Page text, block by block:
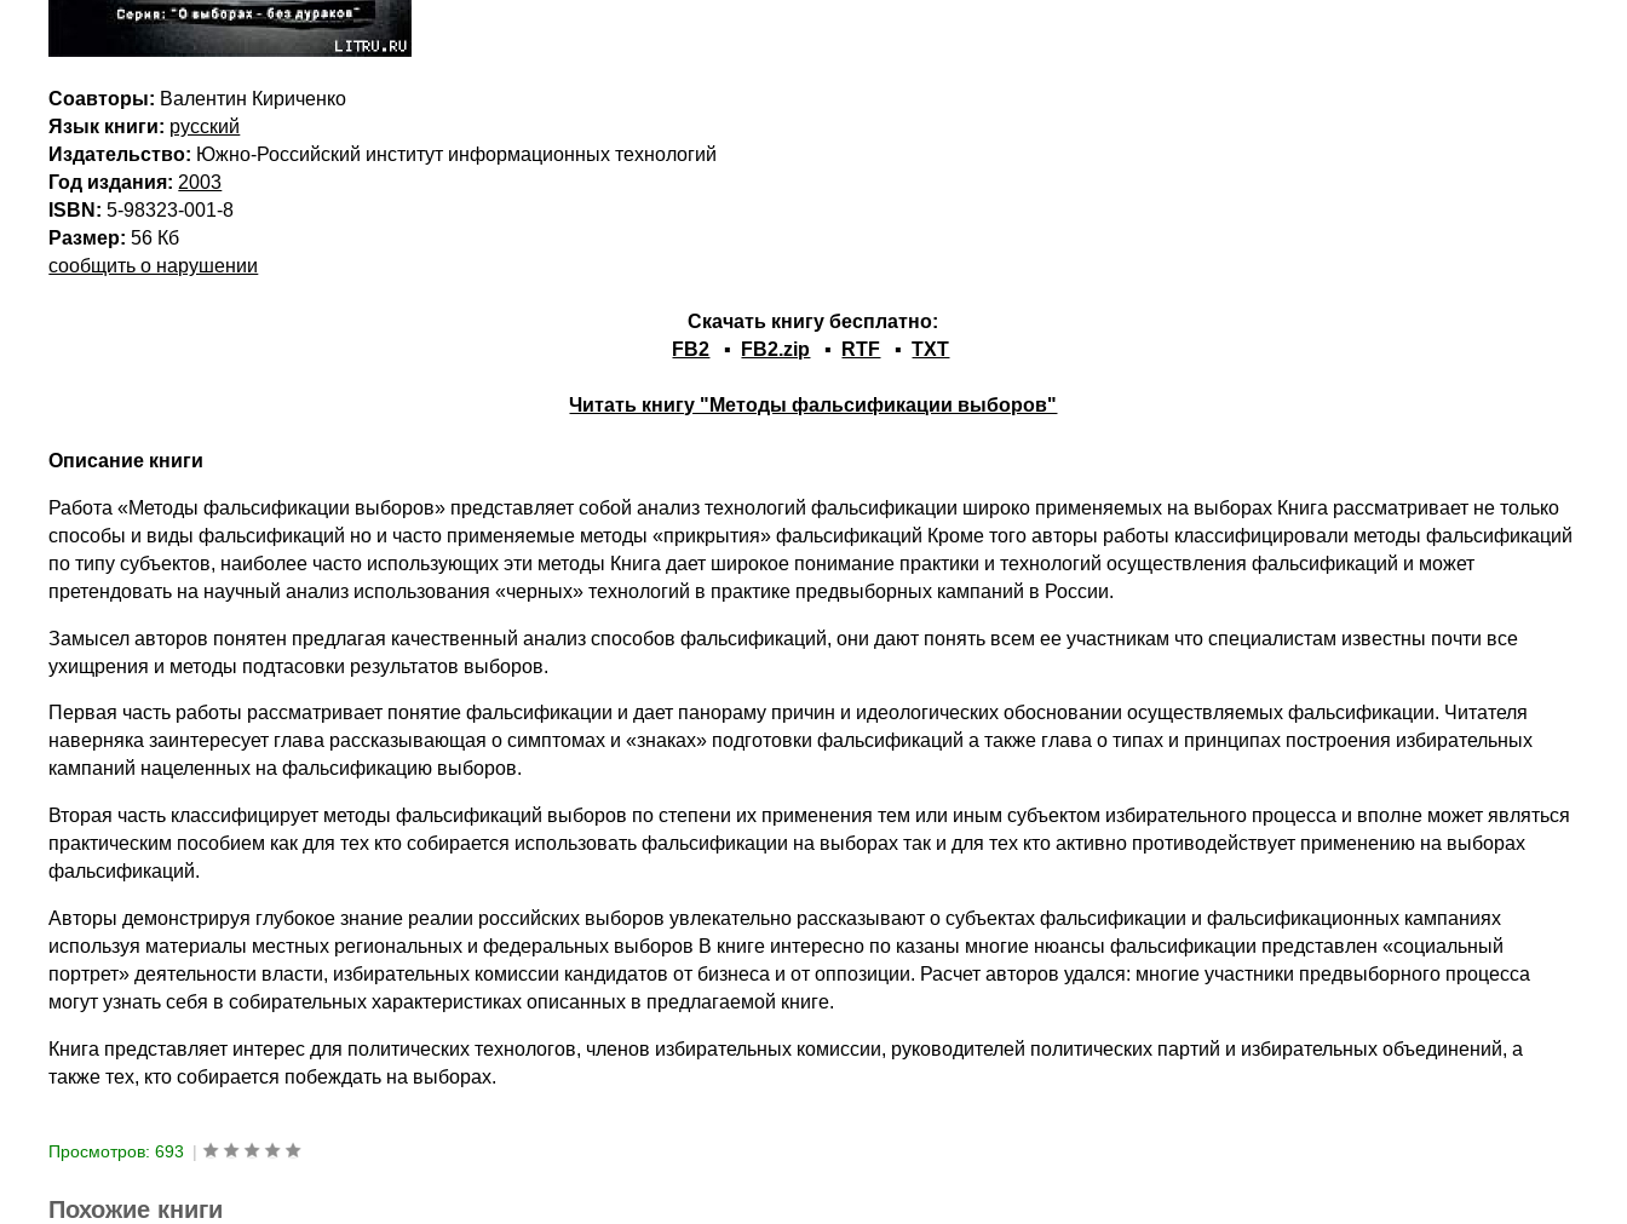
Соавторы: Валентин Кириченко
Язык книги: русский
Издательство: Южно-Российский институт информационных технологий
Год издания: 2003
ISBN: 5-98323-001-8
Размер: 56 Кб
сообщить о нарушении
Скачать книгу бесплатно:
FB2 ▪ FB2.zip ▪ RTF ▪TXT
Читать книгу "Методы фальсификации выборов"
Описание книги
Работа «Методы фальсификации выборов» представляет собой анализ технологий фальсификации широко применяемых на выборах Книга рассматривает не только
способы и виды фальсификаций но и часто применяемые методы «прикрытия» фальсификаций Кроме того авторы работы классифицировали методы фальсификаций
по типу субъектов, наиболее часто использующих эти методы Книга дает широкое понимание практики и технологий осуществления фальсификаций и может
претендовать на научный анализ использования «черных» технологий в практике предвыборных кампаний в России.
Замысел авторов понятен предлагая качественный анализ способов фальсификаций, они дают понять всем ее участникам что специалистам известны почти все
ухищрения и методы подтасовки результатов выборов.
Первая часть работы рассматривает понятие фальсификации и дает панораму причин и идеологических обосновании осуществляемых фальсификации. Читателя
наверняка заинтересует глава рассказывающая о симптомах и «знаках» подготовки фальсификаций а также глава о типах и принципах построения избирательных
кампаний нацеленных на фальсификацию выборов.
Вторая часть классифицирует методы фальсификаций выборов по степени их применения тем или иным субъектом избирательного процесса и вполне может являться
практическим пособием как для тех кто собирается использовать фальсификации на выборах так и для тех кто активно противодействует применению на выборах
фальсификаций.
Авторы демонстрируя глубокое знание реалии российских выборов увлекательно рассказывают о субъектах фальсификации и фальсификационных кампаниях
используя материалы местных региональных и федеральных выборов В книге интересно по казаны многие нюансы фальсификации представлен «социальный
портрет» деятельности власти, избирательных комиссии кандидатов от бизнеса и от оппозиции. Расчет авторов удался: многие участники предвыборного процесса
могут узнать себя в собирательных характеристиках описанных в предлагаемой книге.
Книга представляет интерес для политических технологов, членов избирательных комиссии, руководителей политических партий и избирательных объединений, а
также тех, кто собирается побеждать на выборах.
Просмотров: 693 |
Похожие книги